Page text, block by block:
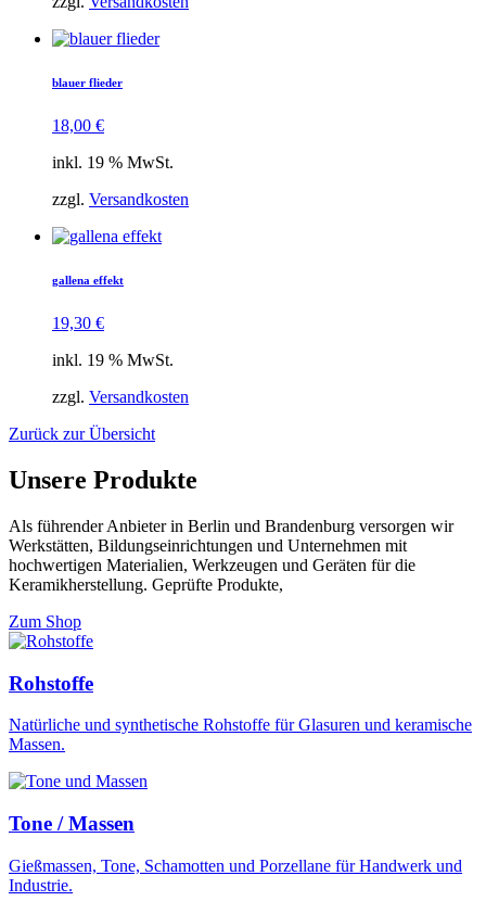
blauer flieder
18,00 €
inkl. 19 % MwSt.
zzgl. Versandkosten
gallena effekt
19,30 €
inkl. 19 % MwSt.
zzgl. Versandkosten
Zurück zur Übersicht
Unsere Produkte
Als führender Anbieter in Berlin und Brandenburg versorgen wir
Werkstätten, Bildungseinrichtungen und Unternehmen mit
hochwertigen Materialien, Werkzeugen und Geräten für die
Keramikherstellung. Geprüfte Produkte,
Zum Shop
Rohstoffe
Natürliche und synthetische Rohstoffe für Glasuren und keramische
Massen.
Tone / Massen
Gießmassen, Tone, Schamotten und Porzellane für Handwerk und
Industrie.